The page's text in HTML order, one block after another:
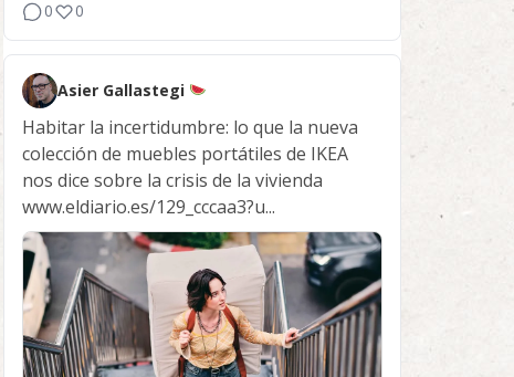
0
0
Asier Gallastegi
Habitar la incertidumbre: lo que la nueva
colección de muebles portátiles de IKEA
nos dice sobre la crisis de la vivienda
www.eldiario.es/129_cccaa3?u...